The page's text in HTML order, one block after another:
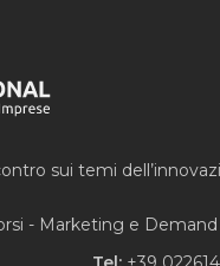
sui temi
- Marketing e